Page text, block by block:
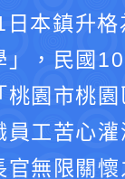
本鎮升
」，民國
桃園市桃
工苦心
無限關